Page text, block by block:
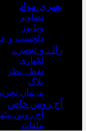
بصری مواد
تصاویر
ویڈیوز
دلچسپ و
رائے و تبصرے
لکھاری
نقطہ نظر
بلاگ
مہمان
آج روس خاص
آج روس
ملقات